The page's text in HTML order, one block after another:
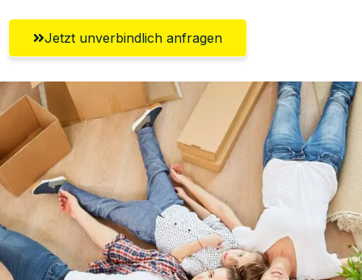
Jetzt unverbindlich anfragen